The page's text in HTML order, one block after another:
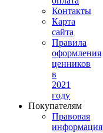
Контакты
Карта
сайта
Правила
оформления
ценников
в
2021
году
Покупателям
Правовая
информация